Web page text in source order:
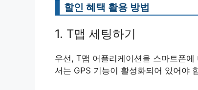
할인 혜택 활용 방법
1. T맵 세팅하기
우선, T맵 어플리케이션을 스마트폰
서는 GPS 기능이 활성화되어 있어야